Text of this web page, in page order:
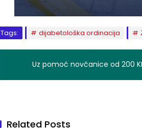
Tags: dijabetološka ordinacija
Uz pomoć novčanice od 200
Related Posts